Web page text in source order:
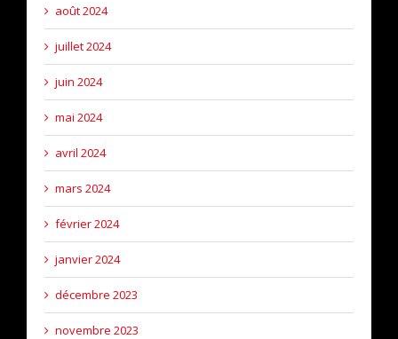
août 2024
juillet 2024
juin 2024
mai 2024
avril 2024
mars 2024
février 2024
janvier 2024
décembre 2023
novembre 2023